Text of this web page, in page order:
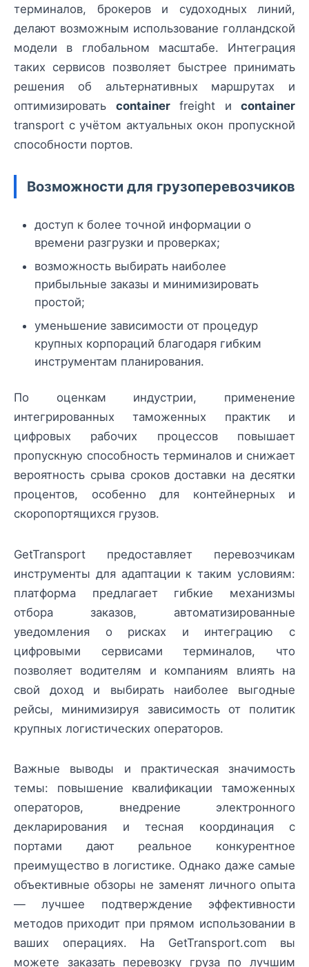
терминалов, брокеров и судоходных линий,
делают возможным использование голландской
модели в глобальном масштабе. Интеграция
таких сервисов позволяет быстрее принимать
решения об альтернативных маршрутах и
оптимизировать containerfreight и container
transport с учётом актуальных окон пропускной
способности портов.
Возможности для грузоперевозчиков
доступ к более точной информации о
времени разгрузки и проверках;
возможность выбирать наиболее
прибыльные заказы и минимизировать
простой;
уменьшение зависимости от процедур
крупных корпораций благодаря гибким
инструментам планирования.
По оценкам индустрии, применение
интегрированных таможенных практик и
цифровых рабочих процессов повышает
пропускную способность терминалов и снижает
вероятность срыва сроков доставки на десятки
процентов, особенно для контейнерных и
скоропортящихся грузов.
GetTransport предоставляет перевозчикам
инструменты для адаптации к таким условиям:
платформа предлагает гибкие механизмы
отбора заказов, автоматизированные
уведомления о рисках и интеграцию с
цифровыми сервисами терминалов, что
позволяет водителям и компаниям влиять на
свой доход и выбирать наиболее выгодные
рейсы, минимизируя зависимость от политик
крупных логистических операторов.
Важные выводы и практическая значимость
темы: повышение квалификации таможенных
операторов, внедрение электронного
декларирования и тесная координация с
портами дают реальное конкурентное
преимущество в логистике. Однако даже самые
объективные обзоры не заменят личного опыта
— лучшее подтверждение эффективности
методов приходит при прямом использовании в
ваших операциях. На GetTransport.com вы
можете заказать перевозку груза по лучшим